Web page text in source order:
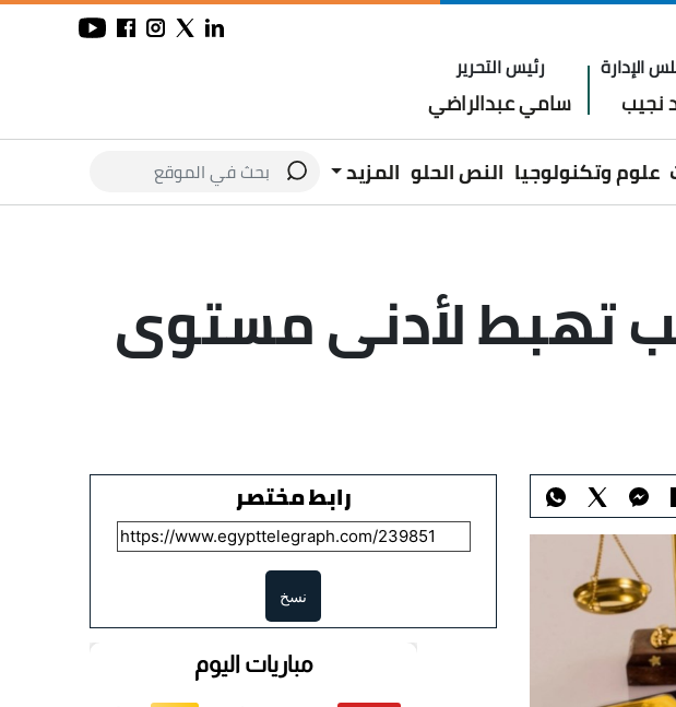
الإدارة
نجيب
رئيس التحرير
سامي عبدالراضي
علوم وتكنولوجيا النص الحلو المزيد
تهبط لأدنى مستوى
رابط مختصر
نسخ